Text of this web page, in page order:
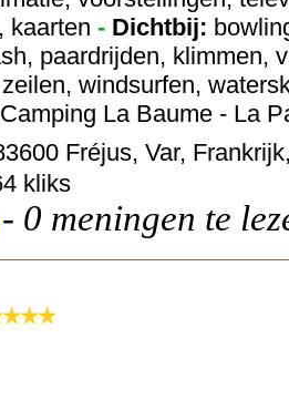
kaarten - Dichtbij:
paardrijden, klimmen,
windsurfen,
Camping La Baume - La
Fréjus, Var,
kliks
- 0 meningen te